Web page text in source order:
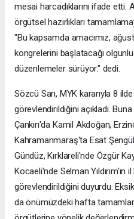
mesai harcadıklarını ifade etti.
örgütsel hazırlıkları
"Bu kapsamda amacımız,
kongrelerini başlatacağı
düzenlemeler sürüyor." dedi.
Sözcü Sarı, MYK kararıyla 8
görevlendirildiğini açıkladı.
Çankırı'da Kamil Akdoğan,
Kahramanmaraş'ta Esat
Gündüz, Kırklareli'nde Özgür
Kocaeli'nde Selman Yıldırım'ın
görevlendirildiğini duyurdu. Eksik
da önümüzdeki hafta